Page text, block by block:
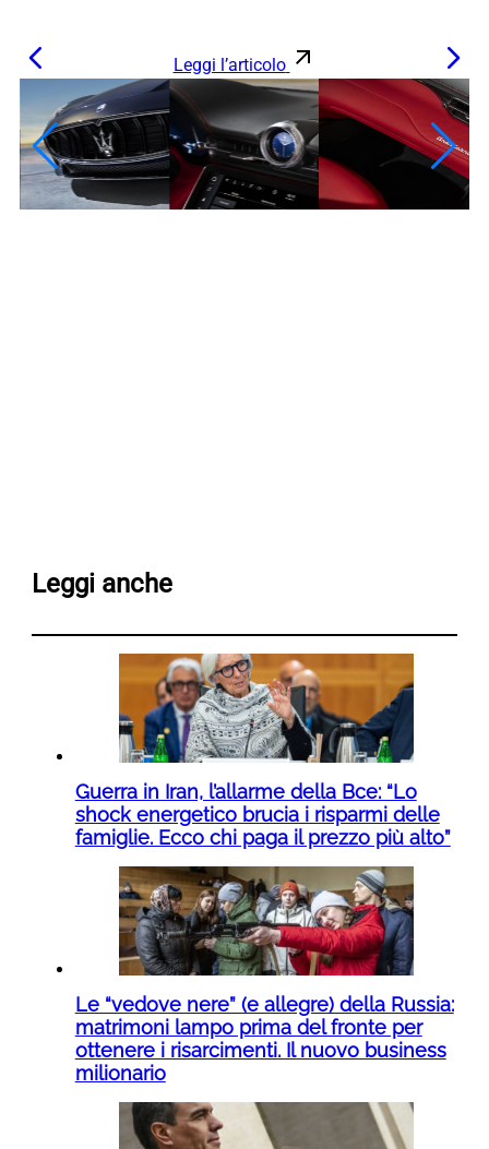
Leggi l’articolo
Leggi anche
Guerra in Iran, l’allarme della Bce: “Lo
shock energetico brucia i risparmi delle
famiglie. Ecco chi paga il prezzo più alto”
Le “vedove nere” (e allegre) della Russia:
matrimoni lampo prima del fronte per
ottenere i risarcimenti. Il nuovo business
milionario